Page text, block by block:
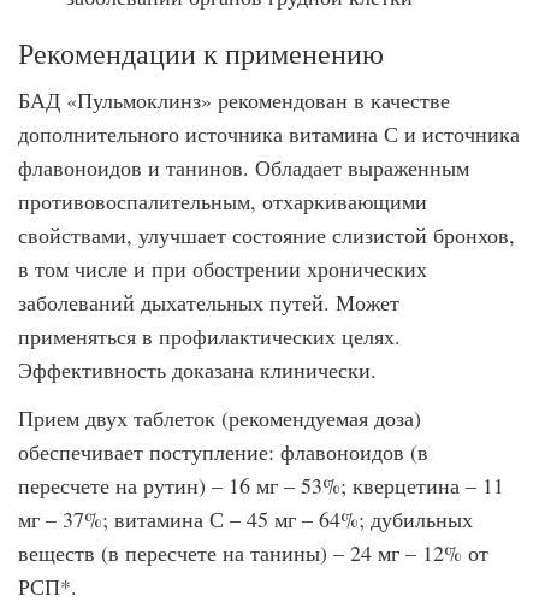
Рекомендации к применению
БАД «Пульмоклинз» рекомендован в качестве
дополнительного источника витамина С и источника
флавоноидов и танинов. Обладает выраженным
противовоспалительным, отхаркивающими
свойствами, улучшает состояние слизистой бронхов,
в том числе и при обострении хронических
заболеваний дыхательных путей. Может
применяться в профилактических целях.
Эффективность доказана клинически.
Прием двух таблеток (рекомендуемая доза)
обеспечивает поступление: флавоноидов (в
пересчете на рутин) – 16 мг – 53%; кверцетина – 11
мг – 37%; витамина С – 45 мг – 64%; дубильных
веществ (в пересчете на танины) – 24 мг – 12% от
РСП*.